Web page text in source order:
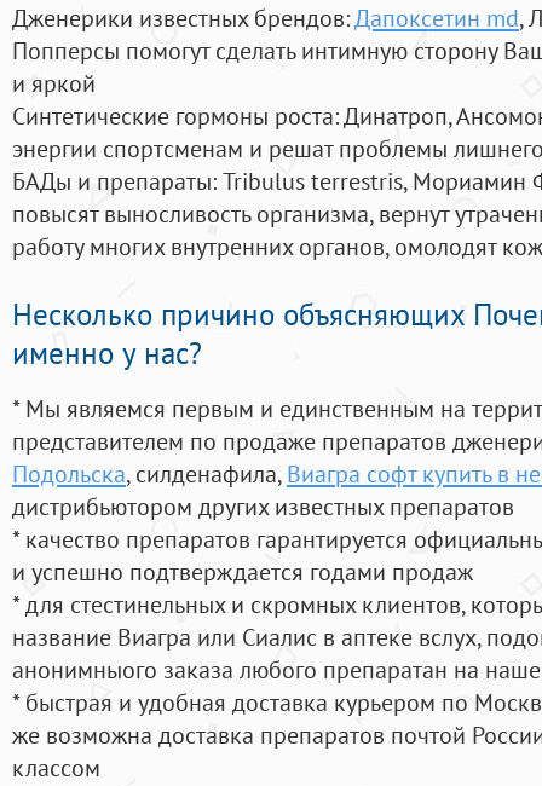
Дженерики известных брендов:Дапоксетин md,
Попперсы помогут сделать интимную сторону
и яркой
Синтетические гормоны роста: Динатроп,
энергии спортсменам и решат проблемы
БАДы и препараты:Tribulus terrestris, Мориамин
повысят выносливость организма, вернут
работу многих внутренних органов, омолодят
Несколько причино объясняющих
именно у нас?
* Мы являемся первым и единственным на
представителем по продаже препаратов
Подольска, силденафила, Виагра софт купить в
дистрибьютором других известных препаратов
* качество препаратов гарантируется
и успешно подтверждается годами продаж
* для стестинельных и скромных клиентов,
название Виагра или Сиалис в аптеке вслух,
анонимныого заказа любого препаратан на
* быстрая и удобная доставка курьером по
же возможна доставка препаратов почтой
классом